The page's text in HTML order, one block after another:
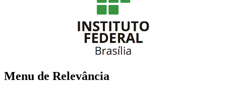
Menu de Relevância